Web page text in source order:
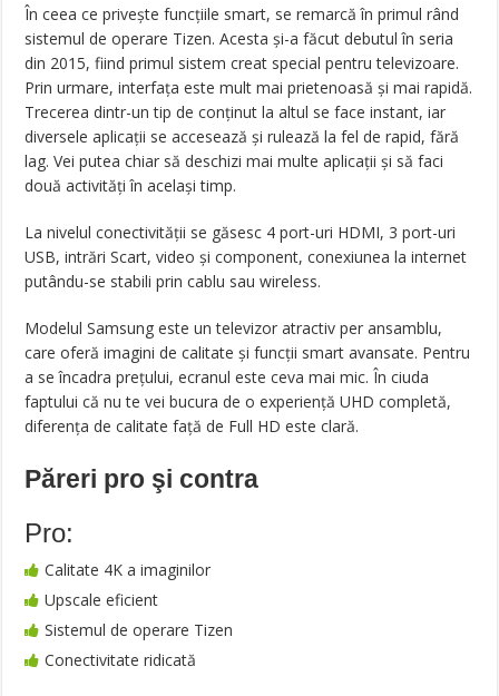
În ceea ce privește funcțiile smart, se remarcă în primul rând
sistemul de operare Tizen. Acesta și-a făcut debutul în seria
din 2015, fiind primul sistem creat special pentru televizoare.
Prin urmare, interfața este mult mai prietenoasă și mai rapidă.
Trecerea dintr-un tip de conținut la altul se face instant, iar
diversele aplicații se accesează și rulează la fel de rapid, fără
lag. Vei putea chiar să deschizi mai multe aplicații și să faci
două activități în același timp.
La nivelul conectivității se găsesc 4 port-uri HDMI, 3 port-uri
USB, intrări Scart, video și component, conexiunea la internet
putându-se stabili prin cablu sau wireless.
Modelul Samsung este un televizor atractiv per ansamblu,
care oferă imagini de calitate și funcții smart avansate. Pentru
a se încadra prețului, ecranul este ceva mai mic. În ciuda
faptului că nu te vei bucura de o experiență UHD completă,
diferența de calitate față de Full HD este clară.
Păreri pro şi contra
Pro:
Calitate 4K a imaginilor
Upscale eficient
Sistemul de operare Tizen
Conectivitate ridicată